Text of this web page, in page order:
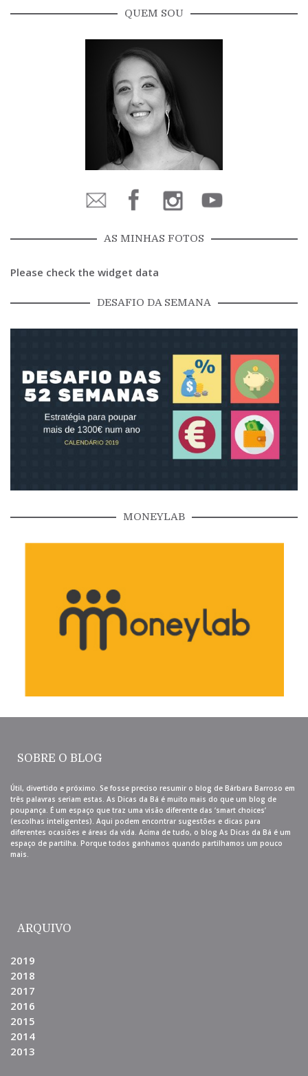
QUEM SOU
AS MINHAS FOTOS
Please check the widget data
DESAFIO DA SEMANA
MONEYLAB
SOBRE O BLOG
Útil, divertido e próximo. Se fosse preciso resumir o blog de Bárbara Barroso em
três palavras seriam estas. As Dicas da Bá é muito mais do que um blog de
poupança. É um espaço que traz uma visão diferente das ‘smart choices’
(escolhas inteligentes). Aqui podem encontrar sugestões e dicas para
diferentes ocasiões e áreas da vida. Acima de tudo, o blog As Dicas da Bá é um
espaço de partilha. Porque todos ganhamos quando partilhamos um pouco
mais.
ARQUIVO
2019
2018
2017
2016
2015
2014
2013